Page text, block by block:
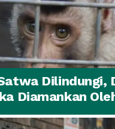
Dilindungi,
Diamankan